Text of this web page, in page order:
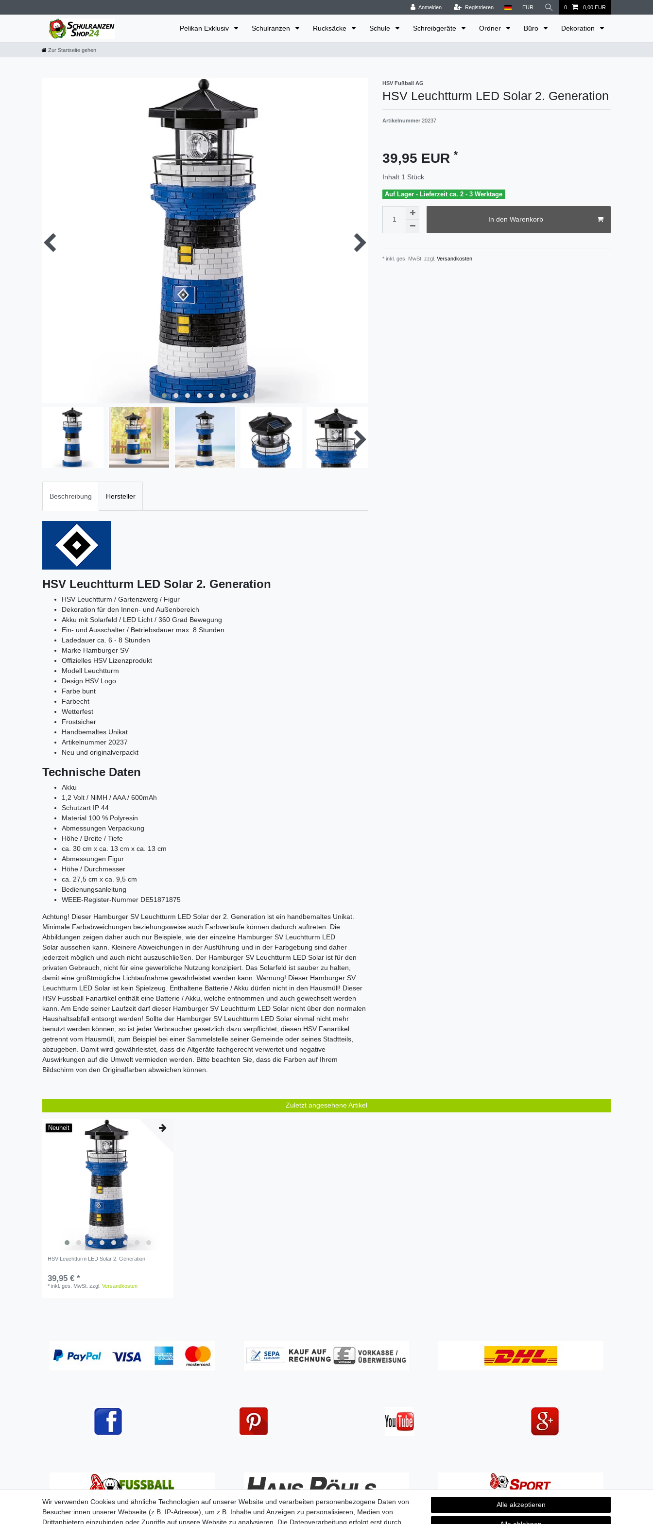
Anmelden Registrieren EUR 0 0,00 EUR
Pelikan Exklusiv Schulranzen Rucksäcke Schule Schreibgeräte Ordner Büro Dekoration
Zur Startseite gehen
HSV Fußball AG
HSV Leuchtturm LED Solar 2. Generation
Artikelnummer 20237
39,95 EUR *
Inhalt 1 Stück
Auf Lager - Lieferzeit ca. 2 - 3 Werktage
In den Warenkorb
* inkl. ges. MwSt. zzgl. Versandkosten
Beschreibung Hersteller
HSV Leuchtturm LED Solar 2. Generation
HSV Leuchtturm / Gartenzwerg / Figur
Dekoration für den Innen- und Außenbereich
Akku mit Solarfeld / LED Licht / 360 Grad Bewegung
Ein- und Ausschalter / Betriebsdauer max. 8 Stunden
Ladedauer ca. 6 - 8 Stunden
Marke Hamburger SV
Offizielles HSV Lizenzprodukt
Modell Leuchtturm
Design HSV Logo
Farbe bunt
Farbecht
Wetterfest
Frostsicher
Handbemaltes Unikat
Artikelnummer 20237
Neu und originalverpackt
Technische Daten
Akku
1,2 Volt / NiMH / AAA / 600mAh
Schutzart IP 44
Material 100 % Polyresin
Abmessungen Verpackung
Höhe / Breite / Tiefe
ca. 30 cm x ca. 13 cm x ca. 13 cm
Abmessungen Figur
Höhe / Durchmesser
ca. 27,5 cm x ca. 9,5 cm
Bedienungsanleitung
WEEE-Register-Nummer DE51871875
Achtung! Dieser Hamburger SV Leuchtturm LED Solar der 2. Generation ist ein handbemaltes Unikat.
Minimale Farbabweichungen beziehungsweise auch Farbverläufe können dadurch auftreten. Die
Abbildungen zeigen daher auch nur Beispiele, wie der einzelne Hamburger SV Leuchtturm LED
Solar aussehen kann. Kleinere Abweichungen in der Ausführung und in der Farbgebung sind daher
jederzeit möglich und auch nicht auszuschließen. Der Hamburger SV Leuchtturm LED Solar ist für den
privaten Gebrauch, nicht für eine gewerbliche Nutzung konzipiert. Das Solarfeld ist sauber zu halten,
damit eine größtmögliche Lichtaufnahme gewährleistet werden kann. Warnung! Dieser Hamburger SV
Leuchtturm LED Solar ist kein Spielzeug. Enthaltene Batterie / Akku dürfen nicht in den Hausmüll! Dieser
HSV Fussball Fanartikel enthält eine Batterie / Akku, welche entnommen und auch gewechselt werden
kann. Am Ende seiner Laufzeit darf dieser Hamburger SV Leuchtturm LED Solar nicht über den normalen
Haushaltsabfall entsorgt werden! Sollte der Hamburger SV Leuchtturm LED Solar einmal nicht mehr
benutzt werden können, so ist jeder Verbraucher gesetzlich dazu verpflichtet, diesen HSV Fanartikel
getrennt vom Hausmüll, zum Beispiel bei einer Sammelstelle seiner Gemeinde oder seines Stadtteils,
abzugeben. Damit wird gewährleistet, dass die Altgeräte fachgerecht verwertet und negative
Auswirkungen auf die Umwelt vermieden werden. Bitte beachten Sie, dass die Farben auf Ihrem
Bildschirm von den Originalfarben abweichen können.
Zuletzt angesehene Artikel
Neuheit
HSV Leuchtturm LED Solar 2. Generation
39,95 € *
*inkl. ges. MwSt. zzgl.Versandkosten
Wir verwenden Cookies und ähnliche Technologien auf unserer Website und verarbeiten personenbezogene Daten von
Besucher:innen unserer Webseite (z.B. IP-Adresse), um z.B. Inhalte und Anzeigen zu personalisieren, Medien von
Drittanbietern einzubinden oder Zugriffe auf unsere Website zu analysieren. Die Datenverarbeitung erfolgt erst durch
Alle akzeptieren